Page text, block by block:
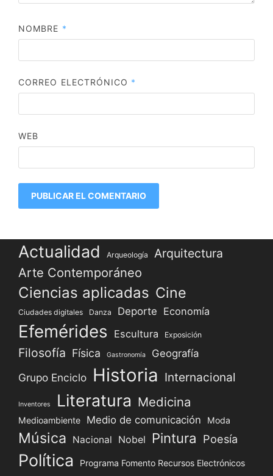
NOMBRE *
CORREO ELECTRÓNICO *
WEB
Actualidad Arqueología Arquitectura
Arte Contemporáneo
Ciencias aplicadas Cine
Ciudades digitales Danza Deporte Economía
Efemérides Escultura Exposición
Filosofía Física Gastronomía Geografía
Grupo Enciclo Historia Internacional
Inventores Literatura Medicina
Medioambiente Medio de comunicación Moda
Música Nacional Nobel Pintura Poesía
Política Programa Fomento Recursos Electrónicos